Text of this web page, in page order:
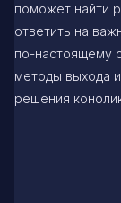
поможет найти
ответить на
по-настоящему
методы выхода
решения